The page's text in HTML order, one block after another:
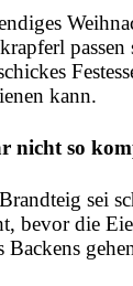
kann.
nicht so
sei
bevor die
Backens